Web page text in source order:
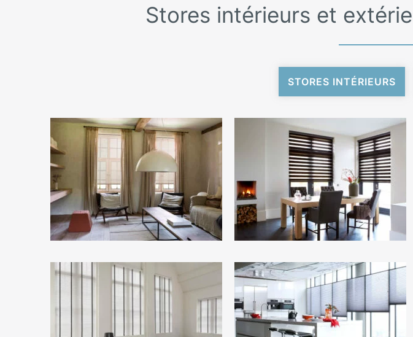
Stores intérieurs et
STORES INTÉRIEURS